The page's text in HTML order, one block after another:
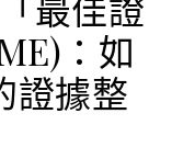
：如
證據整